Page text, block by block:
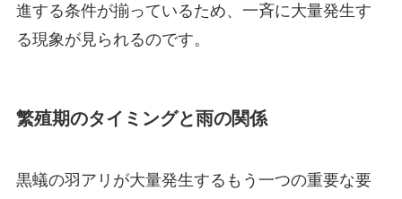
進する条件が揃っているため、一斉に大量発生す
る現象が見られるのです。
繁殖期のタイミングと雨の関係
黒蟻の羽アリが大量発生するもう一つの重要な要